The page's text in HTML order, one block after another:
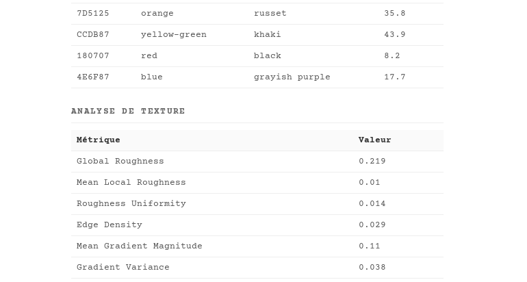
7D5125 orange russet 35.8
CCDB87 yellow-green khaki 43.9
180707 red black 8.2
4E6F87 blue grayish purple 17.7
ANALYSE DE TEXTURE
Métrique Valeur
Global Roughness 0.219
Mean Local Roughness 0.01
Roughness Uniformity 0.014
Edge Density 0.029
Mean Gradient Magnitude 0.11
Gradient Variance 0.038